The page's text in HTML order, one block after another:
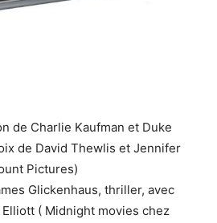
de Charlie Kaufman et Duke
de David Thewlis et Jennifer
Pictures)
Glickenhaus, thriller, avec
( Midnight movies chez